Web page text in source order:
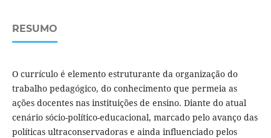
RESUMO
O currículo é elemento estruturante da organização do
trabalho pedagógico, do conheci­mento que permeia as
ações docentes nas instituições de ensino. Diante do atual
cenário sócio-político-educacional, marcado pelo avanço das
políticas ultraconservadoras e ainda influenciado pelos